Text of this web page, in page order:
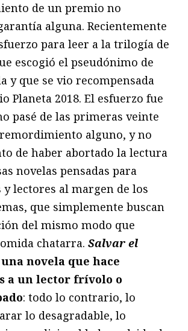
de un premio no
alguna. Recientemente
para leer a la trilogía de
escogió el pseudónimo de
y que se vio recompensada
Planeta 2018. El esfuerzo fue
pasé de las primeras veinte
alguno, y no
de haber abortado la lectura
novelas pensadas para
y lectores al margen de los
que simplemente buscan
del mismo modo que
chatarra. Salvar el
novela que hace
a un lector frívolo o
: todo lo contrario, lo
lo desagradable, lo